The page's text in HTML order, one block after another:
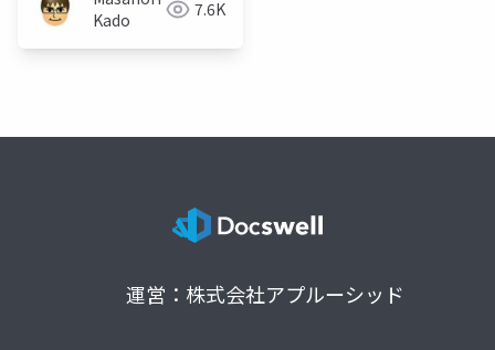
Kado
7.6K
運営：株式会社アプルーシッド